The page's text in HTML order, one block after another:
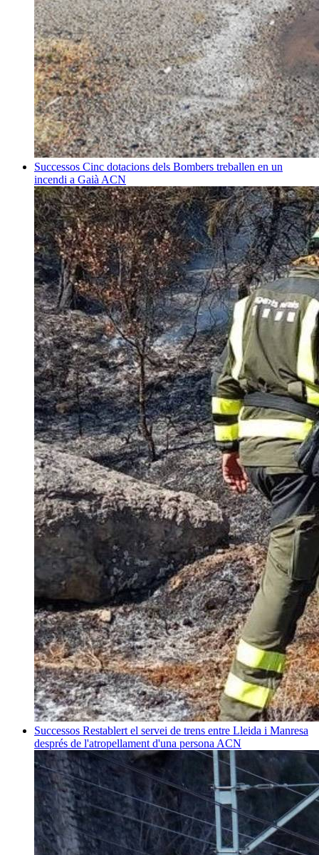
Successos Cinc dotacions dels Bombers treballen en un
incendi a Gaià ACN
Successos Restablert el servei de trens entre Lleida i Manresa
després de l'atropellament d'una persona ACN